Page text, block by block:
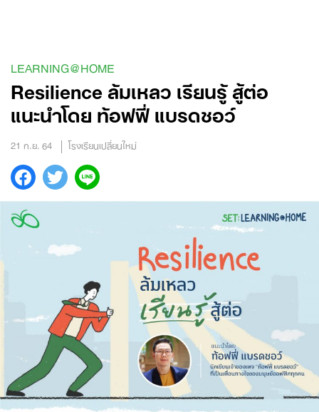
LEARNING@HOME
Resilience ล้มเหลว เรียนรู้ สู้ต่อ
แนะนำโดย ท้อฟฟี่ แบรดชอว์
21 ก.ย. 64 โรงเรียนเปลี่ยนใหม่